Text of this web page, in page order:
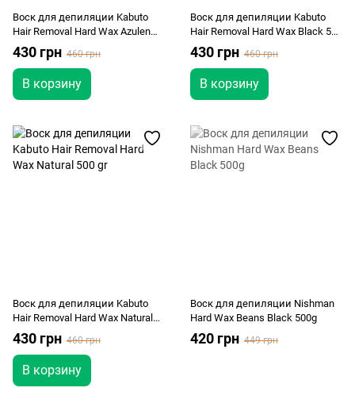
Воск для депиляции Kabuto
Hair Removal Hard Wax Azulen
500 gr
430 грн 460 грн
В корзину
Воск для депиляции Kabuto
Hair Removal Hard Wax Black 500
gr
430 грн 460 грн
В корзину
Воск для депиляции Kabuto
Hair Removal Hard Wax Natural
500 gr
430 грн 460 грн
В корзину
Воск для депиляции Nishman
Hard Wax Beans Black 500g
420 грн 449 грн